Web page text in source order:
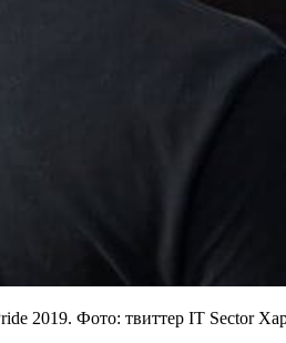
2019. Фото: твиттер IT Sector